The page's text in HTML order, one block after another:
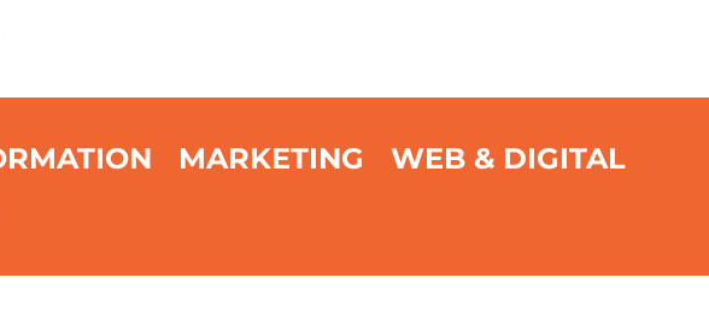
MARKETING
WEB & DIGITAL